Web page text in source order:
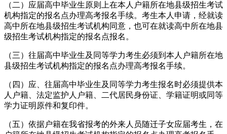
（二）应届高中毕业生原则上在本人户籍所在地县级招生考试
机构指定的报名点办理高考报名手续。考生本人申请，经就读
高中所在地县级招生考试机构同意，也可在就读高中所在地县
级招生考试机构指定的报名点报名。
（三）往届高中毕业生及同等学力考生必须到本人户籍所在地
县级招生考试机构指定的报名点办理高考报名手续。
（四）应、往届高中毕业生及同等学力考生报名时必须提供本
人户籍、法定监护人户籍、二代居民身份证、学籍证明或同等
学力证明原件和复印件。
（五）依据户籍在我省报考的外来人员随迁子女应届考生，在